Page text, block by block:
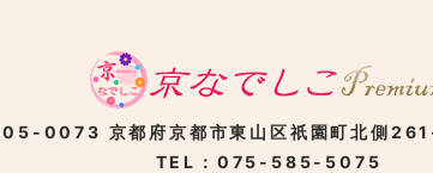
0073 京都府京都市東山区祇園町北側
TEL：075-585-5075